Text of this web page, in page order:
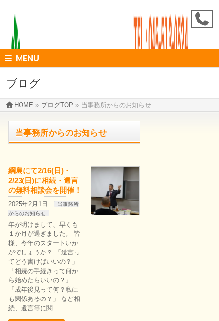
MENU
ブログ
HOME » ブログTOP » 当事務所からのお知らせ
当事務所からのお知らせ
綱島にて2/16(日)・
2/23(日)に相続・遺言
の無料相談会を開催！
2025年2月1日
当事務所
からのお知らせ
年が明けまして、早くも
１か月が過ぎました。 皆
様、今年のスタートいか
がでしょうか？ 「遺言っ
てどう書けばいいの？」
「相続の手続きって何か
ら始めたらいいの？」
「成年後見って何？私に
も関係あるの？」 など相
続、遺言等に関 …